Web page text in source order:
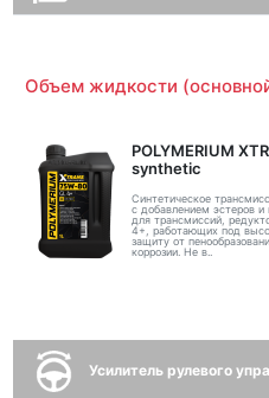
Объем жидкости
POLYMERIUM
synthetic
Синтетическое
с добавлением эстеров
для трансмиссий,
4+, работающих под
защиту от
коррозии. Не в..
Усилитель рулевого